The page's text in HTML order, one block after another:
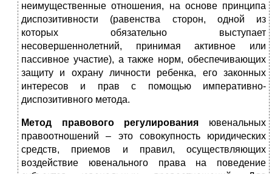
неимущественные отношения, на основе принципа
диспозитивности (равенства сторон, одной из
которых обязательно выступает
несовершеннолетний, принимая активное или
пассивное участие), а также норм, обеспечивающих
защиту и охрану личности ребенка, его законных
интересов и прав с помощью императивно-
диспозитивного метода.
Метод правового регулирования ювенальных
правоотношений – это совокупность юридических
средств, приемов и правил, осуществляющих
воздействие ювенального права на поведение